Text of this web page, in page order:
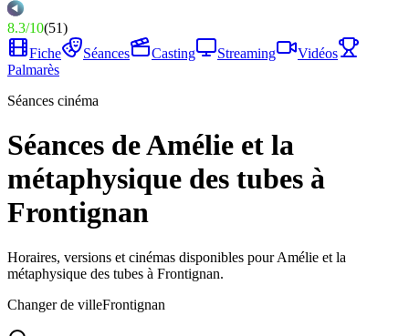
8.3/10(51)
Fiche
Séances Casting Streaming
Vidéos
Palmarès
Séances cinéma
Séances de Amélie et la
métaphysique des tubes à
Frontignan
Horaires, versions et cinémas disponibles pour Amélie et la
métaphysique des tubes à Frontignan.
Changer de villeFrontignan